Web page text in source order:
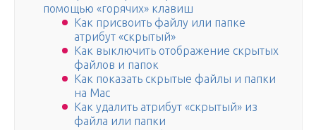
помощью «горячих» клавиш
Как присвоить файлу или папке
атрибут «скрытый»
Как выключить отображение скрытых
файлов и папок
Как показать скрытые файлы и папки
на Mac
Как удалить атрибут «скрытый» из
файла или папки